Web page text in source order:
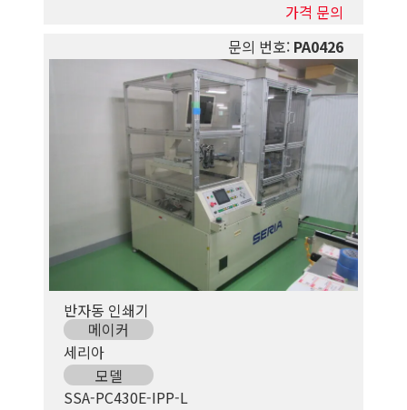
가격 문의
문의 번호:PA0426
반자동 인쇄기
메이커
세리아
모델
SSA-PC430E-IPP-L